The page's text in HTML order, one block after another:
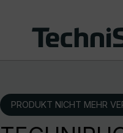
PRODUKT NICHT MEHR